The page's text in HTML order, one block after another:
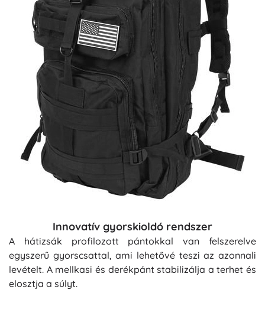
Innovatív gyorskioldó rendszer
A hátizsák profilozott pántokkal van felszerelve
egyszerű gyorscsattal, ami lehetővé teszi az azonnali
levételt. A mellkasi és derékpánt stabilizálja a terhet és
elosztja a súlyt.